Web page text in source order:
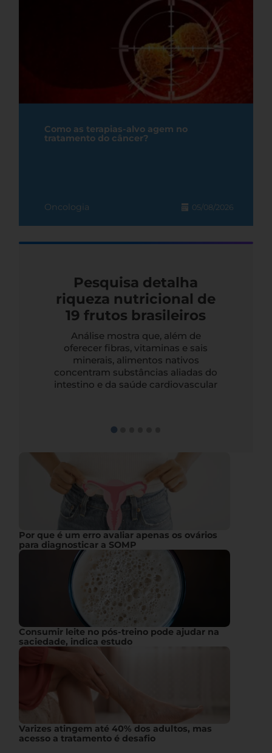
Como as terapias-alvo agem no
tratamento do câncer?
Oncologia 05/08/2026
Pesquisa detalha
riqueza nutricional de
19 frutos brasileiros
Análise mostra que, além de
oferecer fibras, vitaminas e sais
minerais, alimentos nativos
concentram substâncias aliadas do
intestino e da saúde cardiovascular
Por que é um erro avaliar apenas os ovários
para diagnosticar a SOMP
Consumir leite no pós-treino pode ajudar na
saciedade, indica estudo
Varizes atingem até 40% dos adultos, mas
acesso a tratamento é desafio